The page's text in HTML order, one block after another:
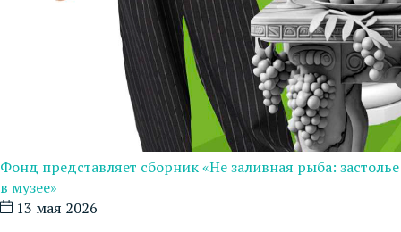
Фонд представляет сборник «Не заливная рыба: застолье
в музее»
13 мая 2026